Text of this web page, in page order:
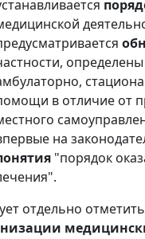
в отличие от
на
"порядок
отдельно